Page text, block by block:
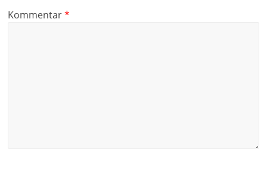
Kommentar*